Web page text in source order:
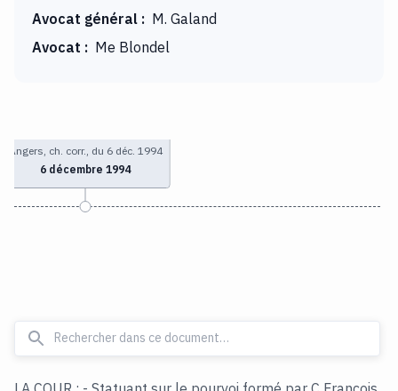
Avocat général : M. Galand
Avocat : Me Blondel
Angers, ch. corr., du 6 déc. 1994
6 décembre 1994